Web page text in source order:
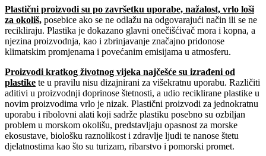
Plastični proizvodi su po završetku uporabe, nažalost, vrlo loši
za okoliš, posebice ako se ne odlažu na odgovarajući način ili se ne
recikliraju. Plastika je dokazano glavni onečišćivač mora i kopna, a
njezina proizvodnja, kao i zbrinjavanje značajno pridonose
klimatskim promjenama i povećanim emisijama u atmosferu.
Proizvodi kratkog životnog vijeka najčešće su izrađeni od
plastike te u pravilu nisu dizajnirani za višekratnu uporabu. Različiti
aditivi u proizvodnji doprinose štetnosti, a udio reciklirane plastike u
novim proizvodima vrlo je nizak. Plastični proizvodi za jednokratnu
uporabu i ribolovni alati koji sadrže plastiku posebno su ozbiljan
problem u morskom okolišu, predstavljaju opasnost za morske
ekosustave, biološku raznolikost i zdravlje ljudi te nanose štetu
djelatnostima kao što su turizam, ribarstvo i pomorski promet.